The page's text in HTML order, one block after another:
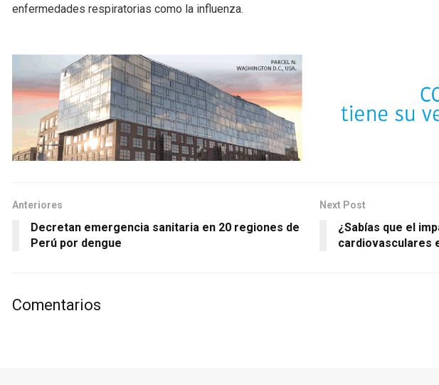
enfermedades respiratorias como la influenza.
Anteriores
Decretan emergencia sanitaria en 20 regiones de
Perú por dengue
Next Post
¿Sabías que el
cardiovasculares
Comentarios